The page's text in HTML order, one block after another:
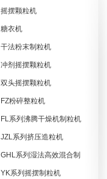
摇摆颗粒机
糖衣机
干法粉末制粒机
冲剂摇摆颗粒机
双头摇摆颗粒机
FZ粉碎整粒机
FL系列沸腾干燥机制粒机
JZL系列挤压造粒机
GHL系列湿法高效混合制
YK系列摇摆制粒机